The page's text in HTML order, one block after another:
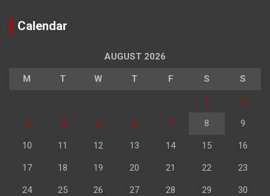
Calendar
AUGUST 2026
M T W T F S S
1 2
3 4 5 6 7 8 9
10 11 12 13 14 15 16
17 18 19 20 21 22 23
24 25 26 27 28 29 30